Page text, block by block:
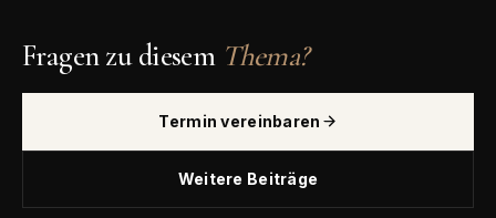
Fragen zu diesem Thema?
Termin vereinbaren
Weitere Beiträge